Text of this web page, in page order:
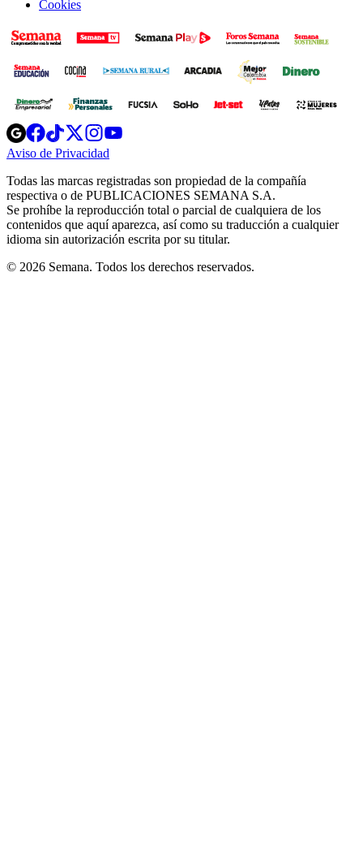
Cookies
Opens
in
new
Opens
in
new
Opens
in
new
window
Opens
new
windowwindow
Aviso de Privacidad
new
window
Todas las marcas registradas son propiedad de la compañía
respectiva o de PUBLICACIONES SEMANA S.A.
Se prohíbe la reproducción total o parcial de cualquiera de los
contenidos que aquí aparezca, así como su traducción a cualquier
idioma sin autorización escrita por su titular.
© 2026 Semana. Todos los derechos reservados.